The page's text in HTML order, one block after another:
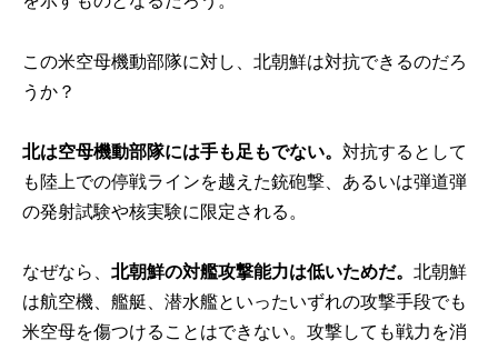
この米空母機動部隊に対し、北朝鮮は対抗できるのだろ
うか？
北は空母機動部隊には手も足もでない。対抗するとして
も陸上での停戦ラインを越えた銃砲撃、あるいは弾道弾
の発射試験や核実験に限定される。
なぜなら、北朝鮮の対艦攻撃能力は低いためだ。北朝鮮
は航空機、艦艇、潜水艦といったいずれの攻撃手段でも
米空母を傷つけることはできない。攻撃しても戦力を消